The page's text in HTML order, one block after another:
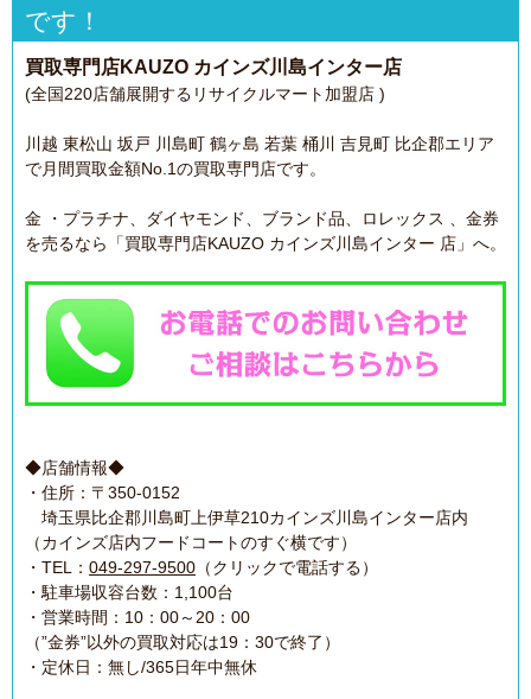
です！
買取専門店KAUZO カインズ川島インター店
(全国220店舗展開するリサイクルマート加盟店 )
川越 東松山 坂戸 川島町 鶴ヶ島 若葉 桶川 吉見町 比企郡エリア
で月間買取金額No.1の買取専門店です。
金 ・プラチナ、ダイヤモンド、ブランド品、ロレックス 、金券
を売るなら「買取専門店KAUZO カインズ川島インター 店」へ。
◆店舗情報◆
・住所：〒350-0152
埼玉県比企郡川島町上伊草210カインズ川島インター店内
（カインズ店内フードコートのすぐ横です）
・TEL： 049-297-9500 （クリックで電話する）
・駐車場収容台数：1,100台
・営業時間：10：00～20：00
（”金券”以外の買取対応は19：30で終了）
・定休日：無し/365日年中無休